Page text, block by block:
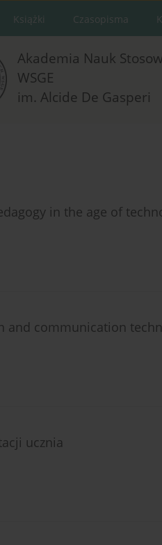
Książki Czasopisma
Akademia Nauk
WSGE
im. Alcide De Gasperi
in the age of
communication
ucznia